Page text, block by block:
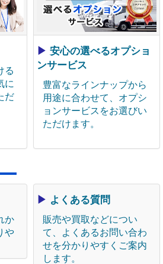
る
に
だ
▶ 安心の選べるオプショ
ンサービス
豊富なラインナップから
用途に合わせて、オプシ
ョンサービスをお選びい
ただけます。
か
や
▶ よくある質問
販売や買取などについ
て、よくあるお問い合わ
せを分かりやすくご案内
します。